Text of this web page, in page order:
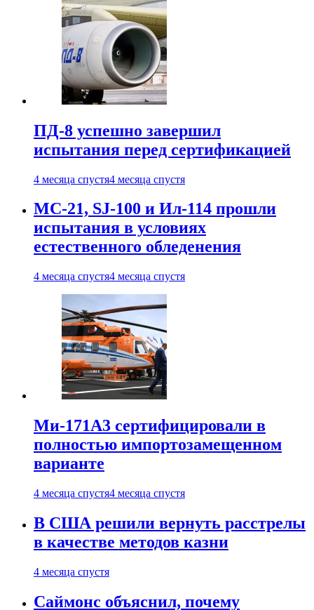
ПД-8 успешно завершил
испытания перед сертификацией
4 месяца спустя4 месяца спустя
МС-21, SJ-100 и Ил-114 прошли
испытания в условиях
естественного обледенения
4 месяца спустя4 месяца спустя
Ми-171А3 сертифицировали в
полностью импортозамещенном
варианте
4 месяца спустя4 месяца спустя
В США решили вернуть расстрелы
в качестве методов казни
4 месяца спустя
Саймонс объяснил, почему